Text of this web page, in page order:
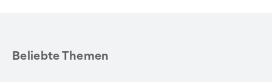
Beliebte Themen